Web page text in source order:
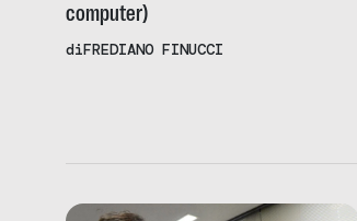
computer)
diFREDIANO FINUCCI